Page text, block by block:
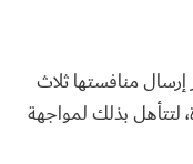
إرسال منافستها ثلاث
لتتأهل بذلك لمواجهة